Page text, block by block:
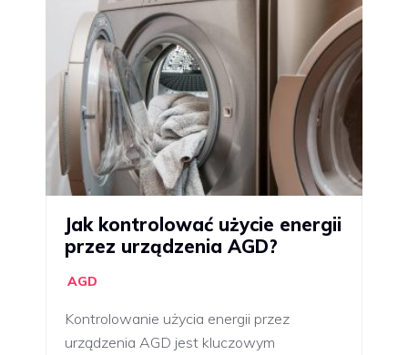
Jak kontrolować użycie energii
przez urządzenia AGD?
AGD
Kontrolowanie użycia energii przez
urządzenia AGD jest kluczowym